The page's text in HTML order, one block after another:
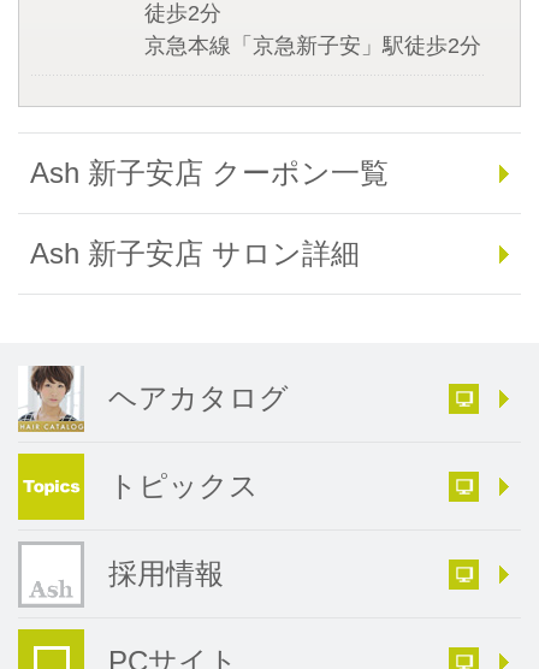
徒歩2分
京急本線「京急新子安」駅徒歩2分
Ash 新子安店 クーポン一覧
Ash 新子安店 サロン詳細
ヘアカタログ
トピックス
採用情報
PCサイト